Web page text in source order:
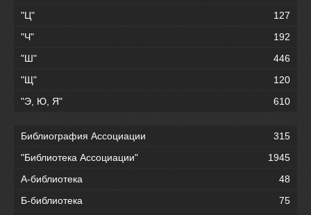
"Ц"
127
"Ч"
192
"Ш"
446
"Щ"
120
"Э, Ю, Я"
610
Библиография Ассоциации
315
"Библиотека Ассоциации"
1945
А-библиотека
48
Б-библиотека
75